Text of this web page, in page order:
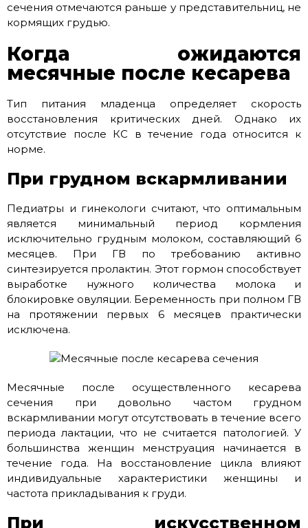
сечения отмечаются раньше у представительниц, не
кормящих грудью.
Когда ожидаются
месячные после кесарева
Тип питания младенца определяет скорость
восстановления критических дней. Однако их
отсутствие после КС в течение года относится к
норме.
При грудном вскармливании
Педиатры и гинекологи считают, что оптимальным
является минимальный период кормления
исключительно грудным молоком, составляющий 6
месяцев. При ГВ по требованию активно
синтезируется пролактин. Этот гормон способствует
выработке нужного количества молока и
блокировке овуляции. Беременность при полном ГВ
на протяжении первых 6 месяцев практически
исключена.
Месячные после осуществленного кесарева
сечения при довольно частом грудном
вскармливании могут отсутствовать в течение всего
периода лактации, что не считается патологией. У
большинства женщин менструация начинается в
течение года. На восстановление цикла влияют
индивидуальные характеристики женщины и
частота прикладывания к груди.
При искусственном